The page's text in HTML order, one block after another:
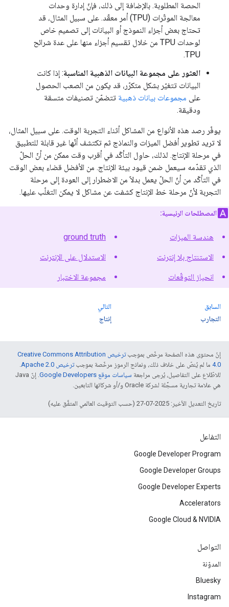
الحصة المطلوبة. بالإضافة إلى ذلك، فإنّ إدارة وحدات
معالجة الموتّرات (TPU) أمر معقّد. على سبيل المثال، قد
تحتاج بعض أجزاء النموذج أو البيانات إلى تصميم خاص
لوحدات TPU من خلال تقسيم أجزاء منها على عدة شرائح
TPU.
العثور على مجموعة البيانات الذهبية المناسبة: إذا كانت
البيانات تتغيّر بشكل متكرّر، قد يكون من الصعب الحصول
على مجموعات بيانات ذهبية تتضمّن تصنيفات متسقة
ودقيقة.
يوفّر رصد هذه الأنواع من المشاكل أثناء التجربة الوقت. على سبيل المثال،
لا تريد تطوير أفضل الميزات والنماذج ثم تكتشف أنّها غير قابلة للتطبيق
في مرحلة الإنتاج. لذلك، حاوِل التأكّد في أقرب وقت ممكن من أنّ الحلّ
الذي تقدّمه سيعمل ضمن قيود بيئة الإنتاج. من الأفضل قضاء بعض الوقت
في التأكّد من أنّ الحلّ يعمل بدلاً من الاضطرار إلى العودة إلى مرحلة
التجربة لأنّ مرحلة خط الإنتاج كشفت عن مشاكل لا يمكن التغلّب عليها.
المصطلحات الرئيسية:
هندسة الميزات ground truth
الاستنتاج بلا إنترنت الاستدلال على الإنترنت
انحياز التوقّعات مجموعة الاختبار
السابق
التجارب
التالي
إنتاج
إنّ محتوى هذه الصفحة مرخّص بموجب
ترخيص Creative Commons Attribution
4.0‏ ما لم يُنصّ على خلاف ذلك، ونماذج الرموز مرخّصة بموجبترخيص Apache 2.0‏
.
للاطّلاع على التفاصيل، يُرجى مراجعة سياسات موقع Google Developers‏
. إنّ Java
هي علامة تجارية مسجَّلة لشركة Oracle و/أو شركائها التابعين.
تاريخ التعديل الأخير: 2025-07-27 (حسب التوقيت العالمي المتفَّق عليه)
التفاعل
Google Developer Program
Google Developer Groups
Google Developer Experts
Accelerators
Google Cloud & NVIDIA
التواصل
المدوّنة
Bluesky
Instagram